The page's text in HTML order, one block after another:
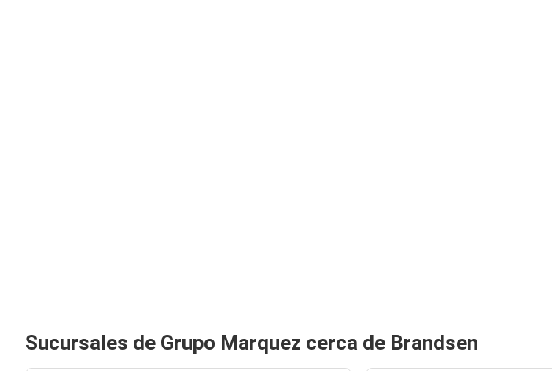
Sucursales de Grupo Marquez cerca de Brandsen